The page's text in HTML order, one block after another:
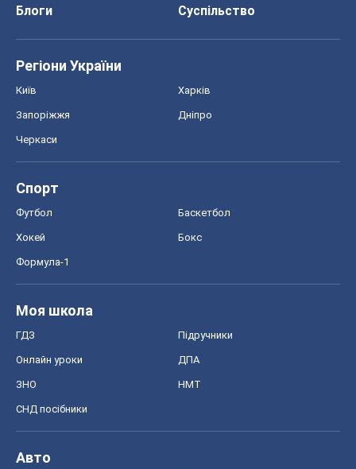
Блоги
Суспільство
Регіони України
Київ Харків
Запоріжжя Дніпро
Черкаси
Спорт
Футбол Баскетбол
Хокей Бокс
Формула-1
Моя школа
ГДЗ Підручники
Онлайн уроки ДПА
ЗНО НМТ
СНД посібники
Авто